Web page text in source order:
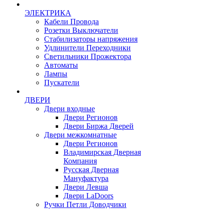
ЭЛЕКТРИКА
Кабели Провода
Розетки Выключатели
Стабилизаторы напряжения
Удлинители Переходники
Светильники Прожектора
Автоматы
Лампы
Пускатели
ДВЕРИ
Двери входные
Двери Регионов
Двери Биржа Дверей
Двери межкомнатные
Двери Регионов
Владимирская Дверная
Компания
Русская Дверная
Мануфактура
Двери Левша
Двери LaDoors
Ручки Петли Доводчики